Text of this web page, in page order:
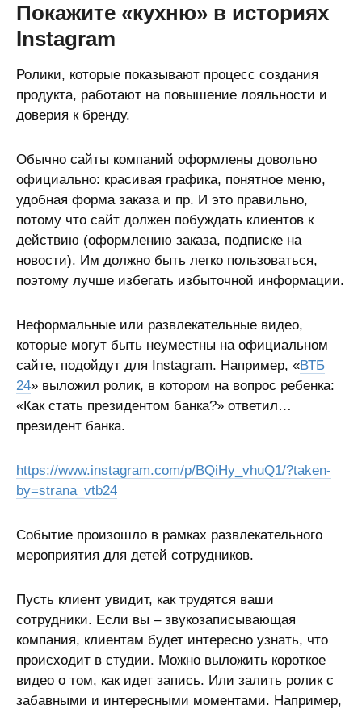
Покажите «кухню» в историях
Instagram
Ролики, которые показывают процесс создания
продукта, работают на повышение лояльности и
доверия к бренду.
Обычно сайты компаний оформлены довольно
официально: красивая графика, понятное меню,
удобная форма заказа и пр. И это правильно,
потому что сайт должен побуждать клиентов к
действию (оформлению заказа, подписке на
новости). Им должно быть легко пользоваться,
поэтому лучше избегать избыточной информации.
Неформальные или развлекательные видео,
которые могут быть неуместны на официальном
сайте, подойдут для Instagram. Например, «ВТБ
24» выложил ролик, в котором на вопрос ребенка:
«Как стать президентом банка?» ответил…
президент банка.
https://www.instagram.com/p/BQiHy_vhuQ1/?taken-
by=strana_vtb24
Событие произошло в рамках развлекательного
мероприятия для детей сотрудников.
Пусть клиент увидит, как трудятся ваши
сотрудники. Если вы – звукозаписывающая
компания, клиентам будет интересно узнать, что
происходит в студии. Можно выложить короткое
видео о том, как идет запись. Или залить ролик с
забавными и интересными моментами. Например,